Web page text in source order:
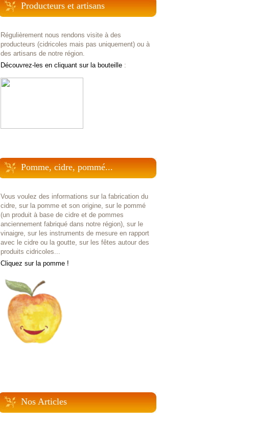
Producteurs et artisans
Régulièrement nous rendons visite à des
producteurs (cidricoles mais pas uniquement) ou à
des artisans de notre région.
Découvrez-les en cliquant sur la bouteille :
Pomme, cidre, pommé...
Vous voulez des informations sur la fabrication du
cidre, sur la pomme et son origine, sur le pommé
(un produit à base de cidre et de pommes
anciennement fabriqué dans notre région), sur le
vinaigre, sur les instruments de mesure en rapport
avec le cidre ou la goutte, sur les fêtes autour des
produits cidricoles...
Cliquez sur la pomme !
Nos Articles